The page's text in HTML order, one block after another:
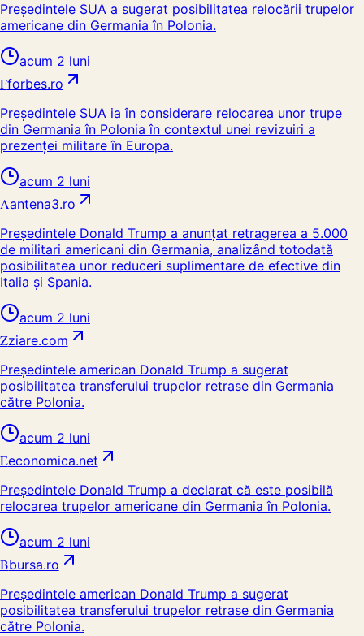
Președintele SUA a sugerat posibilitatea relocării trupelor
americane din Germania în Polonia.
acum 2 luni
Fforbes.ro
Președintele SUA ia în considerare relocarea unor trupe
din Germania în Polonia în contextul unei revizuiri a
prezenței militare în Europa.
acum 2 luni
Aantena3.ro
Președintele Donald Trump a anunțat retragerea a 5.000
de militari americani din Germania, analizând totodată
posibilitatea unor reduceri suplimentare de efective din
Italia și Spania.
acum 2 luni
Zziare.com
Președintele american Donald Trump a sugerat
posibilitatea transferului trupelor retrase din Germania
către Polonia.
acum 2 luni
Eeconomica.net
Președintele Donald Trump a declarat că este posibilă
relocarea trupelor americane din Germania în Polonia.
acum 2 luni
Bbursa.ro
Președintele american Donald Trump a sugerat
posibilitatea transferului trupelor retrase din Germania
către Polonia.